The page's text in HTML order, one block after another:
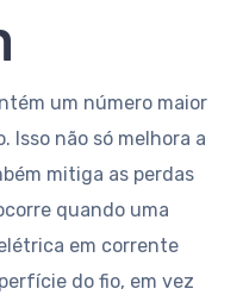
um número maior
Isso não só melhora a
mitiga as perdas
quando uma
em corrente
do fio, em vez